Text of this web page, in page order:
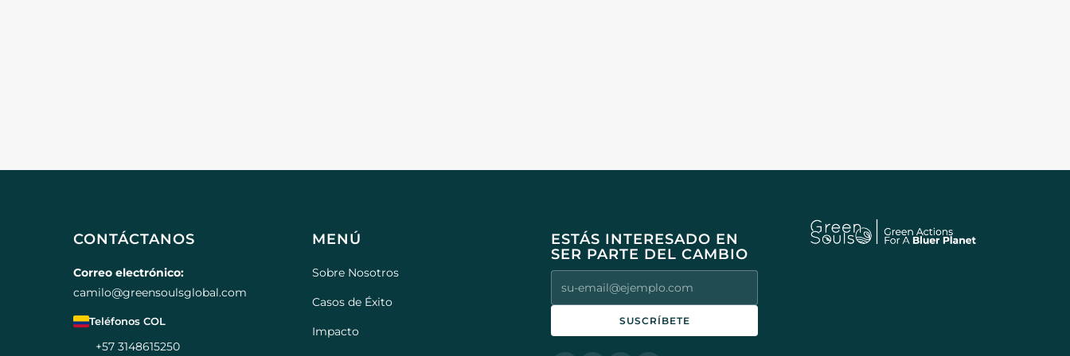
CONTÁCTANOS
Correo electrónico:
camilo@greensoulsglobal.com
Teléfonos COL
+57 3148615250
MENÚ
Sobre Nosotros
Casos de Éxito
Impacto
ESTÁS INTERESADO EN
SER PARTE DEL CAMBIO
SUSCRÍBETE